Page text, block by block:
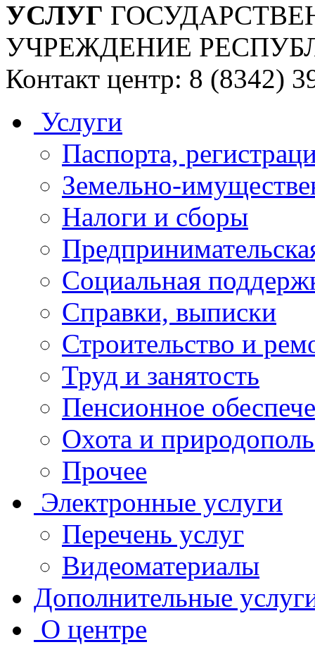
УСЛУГ
УЧРЕЖДЕНИЕ
Контакт центр: 8 (8342)
Услуги
Паспорта,
Земельно-
Налоги и сборы
Социальная
Справки, выписки
Строительство и
Труд и занятость
Пенсионное
Охота и
Прочее
Электронные услуги
Перечень услуг
Видеоматериалы
Дополнительные
О центре